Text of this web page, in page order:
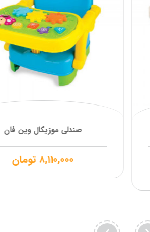
صندلی موزیکال وین فان
۸,۱۱۰,۰۰۰ تومان